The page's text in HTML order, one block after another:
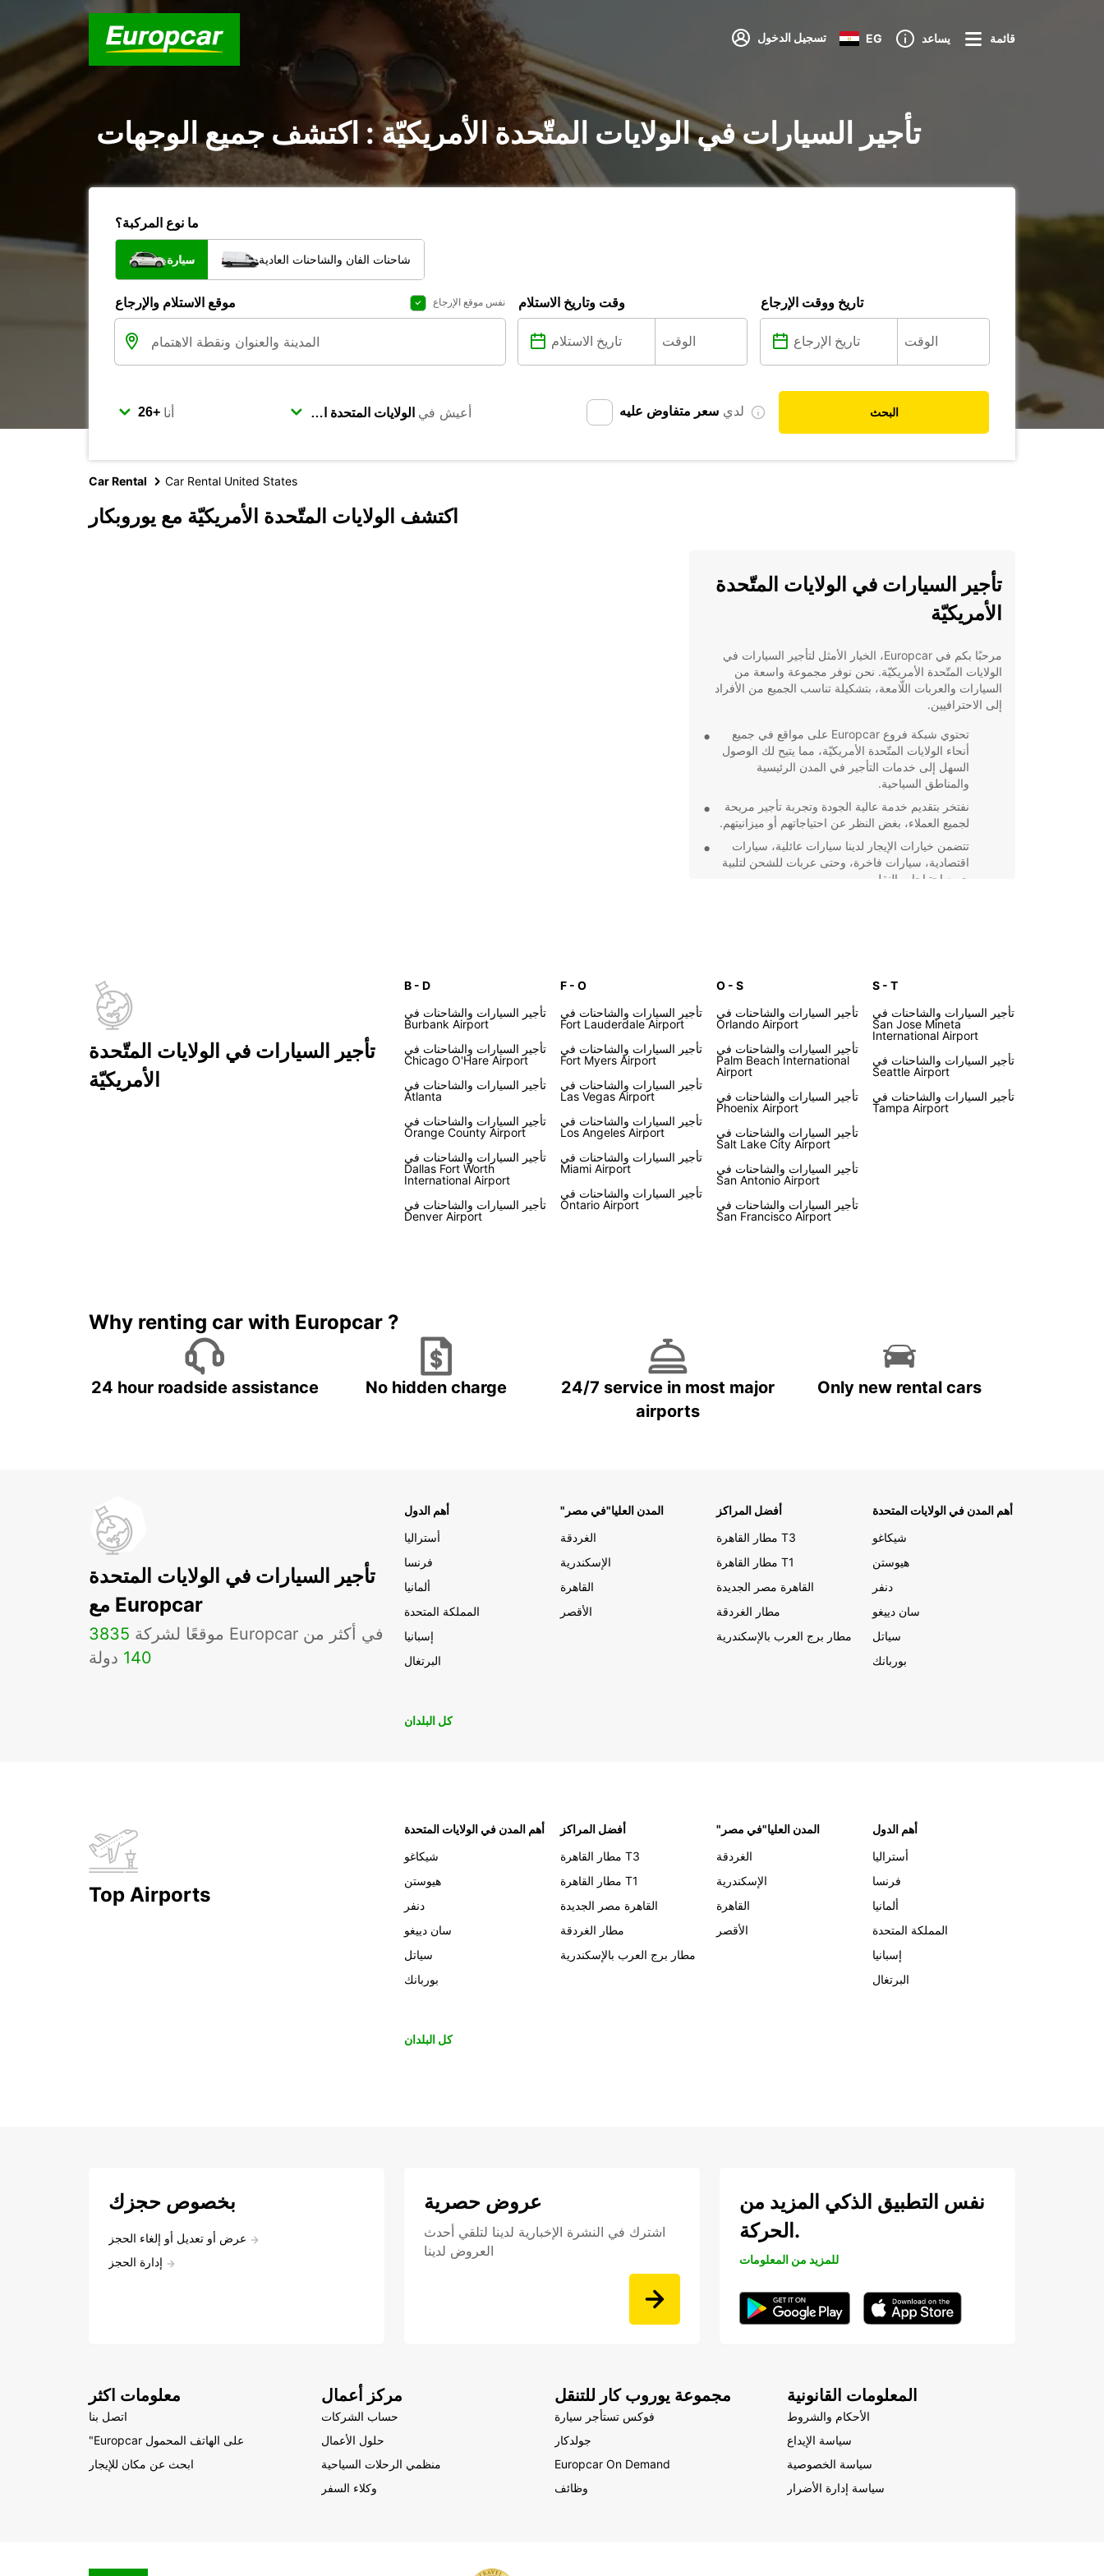
تسجيل الدخول EG يساعد قائمة
تأجير السيارات في الولايات المتّحدة الأمريكيّة : اكتشف جميع الوجهات
ما نوع المركبة؟
سيارة شاحنات الفان والشاحنات العادية
موقع الاستلام والإرجاع نفس موقع الإرجاع وقت وتاريخ الاستلام تاريخ ووقت الإرجاع
أنا أعيش في لدي سعر متفاوض عليه البحث
Car Rental Car Rental United States
اكتشف الولايات المتّحدة الأمريكيّة مع يوروبكار
تأجير السيارات في الولايات المتّحدة
الأمريكيّة
مرحبًا بكم في Europcar، الخيار الأمثل لتأجير السيارات في
الولايات المتّحدة الأمريكيّة. نحن نوفر مجموعة واسعة من
السيارات والعربات اللّامعة، بتشكيلة تناسب الجميع من الأفراد
إلى الاحترافيين.
تحتوي شبكة فروع Europcar على مواقع في جميع
أنحاء الولايات المتّحدة الأمريكيّة، مما يتيح لك الوصول
السهل إلى خدمات التأجير في المدن الرئيسية
والمناطق السياحية.
نفتخر بتقديم خدمة عالية الجودة وتجربة تأجير مريحة
لجميع العملاء، بغض النظر عن احتياجاتهم أو ميزانيتهم.
تتضمن خيارات الإيجار لدينا سيارات عائلية، سيارات
اقتصادية، سيارات فاخرة، وحتى عربات للشحن لتلبية
جميع احتياجات النقل.
تأجير السيارات في الولايات المتّحدة
الأمريكيّة
B - D
تأجير السيارات والشاحنات في
Burbank Airport
تأجير السيارات والشاحنات في
Chicago O'Hare Airport
تأجير السيارات والشاحنات في
Atlanta
تأجير السيارات والشاحنات في
Orange County Airport
تأجير السيارات والشاحنات في
Dallas Fort Worth
International Airport
تأجير السيارات والشاحنات في
Denver Airport
F - O
تأجير السيارات والشاحنات في
Fort Lauderdale Airport
تأجير السيارات والشاحنات في
Fort Myers Airport
تأجير السيارات والشاحنات في
Las Vegas Airport
تأجير السيارات والشاحنات في
Los Angeles Airport
تأجير السيارات والشاحنات في
Miami Airport
تأجير السيارات والشاحنات في
Ontario Airport
O - S
تأجير السيارات والشاحنات في
Orlando Airport
تأجير السيارات والشاحنات في
Palm Beach International
Airport
تأجير السيارات والشاحنات في
Phoenix Airport
تأجير السيارات والشاحنات في
Salt Lake City Airport
تأجير السيارات والشاحنات في
San Antonio Airport
تأجير السيارات والشاحنات في
San Francisco Airport
S - T
تأجير السيارات والشاحنات في
San Jose Mineta
International Airport
تأجير السيارات والشاحنات في
Seattle Airport
تأجير السيارات والشاحنات في
Tampa Airport
Why renting car with Europcar ?
24 hour roadside assistance No hidden charge
24/7 service in most major
airports
Only new rental cars
تأجير السيارات في الولايات المتحدة
مع Europcar
3835
موقعًا لشركة Europcar في أكثر من
140 دولة
أهم الدول
أستراليا
فرنسا
ألمانيا
المملكة المتحدة
إسبانيا
البرتغال
"المدن العليا"في مصر
الغردقة
الإسكندرية
القاهرة
الأقصر
أفضل المراكز
مطار القاهرة T3
مطار القاهرة T1
القاهرة مصر الجديدة
مطار الغردقة
مطار برج العرب بالإسكندرية
أهم المدن في الولايات المتحدة
شيكاغو
هيوستن
دنفر
سان دييغو
سياتل
بوربانك
كل البلدان
Top Airports
أهم المدن في الولايات المتحدة
شيكاغو
هيوستن
دنفر
سان دييغو
سياتل
بوربانك
أفضل المراكز
مطار القاهرة T3
مطار القاهرة T1
القاهرة مصر الجديدة
مطار الغردقة
مطار برج العرب بالإسكندرية
"المدن العليا"في مصر
الغردقة
الإسكندرية
القاهرة
الأقصر
أهم الدول
أستراليا
فرنسا
ألمانيا
المملكة المتحدة
إسبانيا
البرتغال
كل البلدان
بخصوص حجزك
عرض أو تعديل أو إلغاء الحجز
إدارة الحجز
عروض حصرية
اشترك في النشرة الإخبارية لدينا لتلقي أحدث
العروض لدينا
نفس التطبيق الذكي المزيد من
الحركة.
للمزيد من المعلومات
معلومات اكثر
اتصل بنا
"Europcar على الهاتف المحمول
ابحث عن مكان للإيجار
مركز أعمال
حساب الشركات
حلول الأعمال
منظمي الرحلات السياحية
وكلاء السفر
مجموعة يوروب كار للتنقل
فوكس تستأجر سيارة
جولدكار
Europcar On Demand
وظائف
المعلومات القانونية
الأحكام والشروط
سياسة الإيداع
سياسة الخصوصية
سياسة إدارة الأضرار